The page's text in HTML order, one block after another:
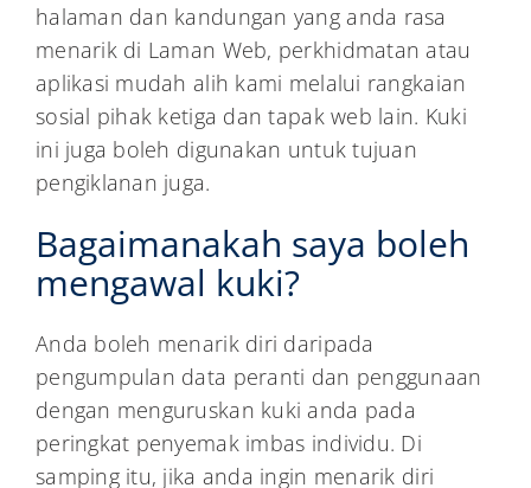
halaman dan kandungan yang anda rasa
menarik di Laman Web, perkhidmatan atau
aplikasi mudah alih kami melalui rangkaian
sosial pihak ketiga dan tapak web lain. Kuki
ini juga boleh digunakan untuk tujuan
pengiklanan juga.
Bagaimanakah saya boleh
mengawal kuki?
Anda boleh menarik diri daripada
pengumpulan data peranti dan penggunaan
dengan menguruskan kuki anda pada
peringkat penyemak imbas individu. Di
samping itu, jika anda ingin menarik diri